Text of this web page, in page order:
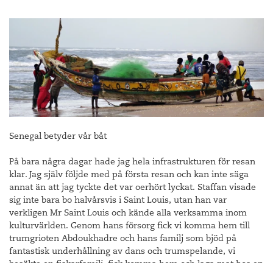
Senegal betyder vår båt
På bara några dagar hade jag hela infrastrukturen för resan
klar. Jag själv följde med på första resan och kan inte säga
annat än att jag tyckte det var oerhört lyckat. Staffan visade
sig inte bara bo halvårsvis i Saint Louis, utan han var
verkligen Mr Saint Louis och kände alla verksamma inom
kulturvärlden. Genom hans försorg fick vi komma hem till
trumgrioten Abdoukhadre och hans familj som bjöd på
fantastisk underhållning av dans och trumspelande, vi